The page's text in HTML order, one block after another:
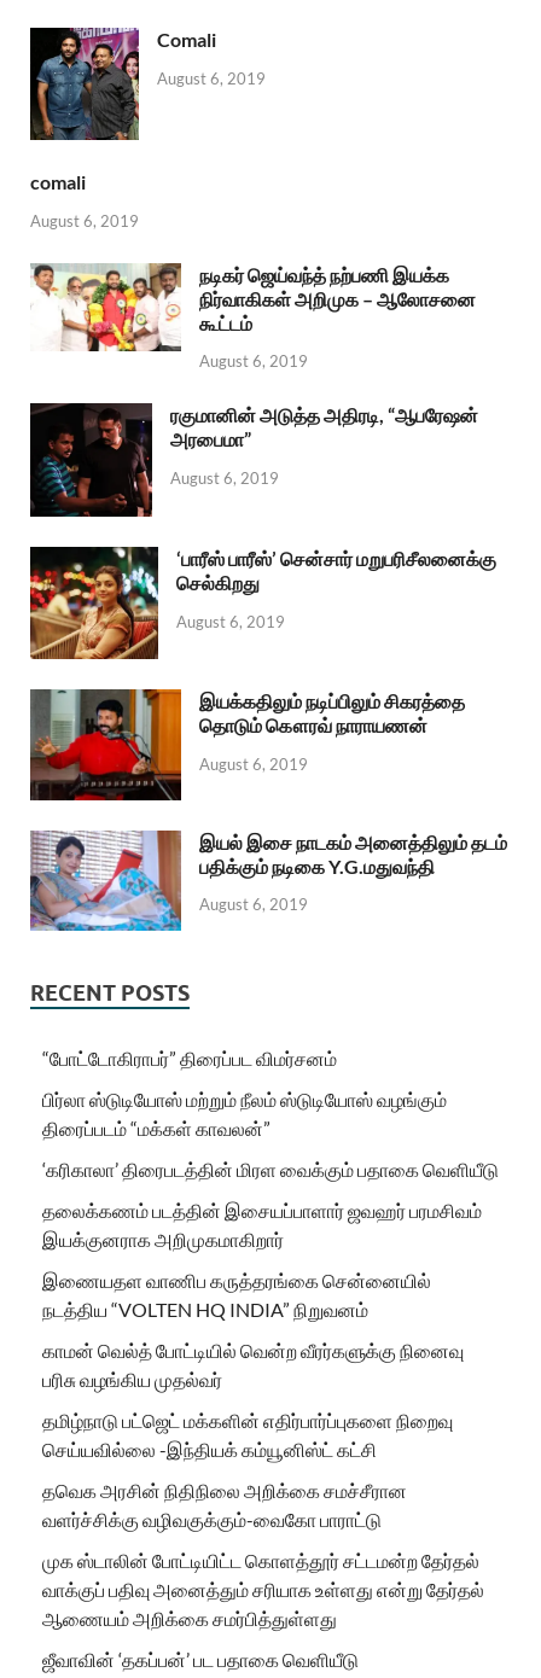
Comali
August 6, 2019
comali
August 6, 2019
நடிகர் ஜெய்வந்த் நற்பணி இயக்க
நிர்வாகிகள் அறிமுக – ஆலோசனை
கூட்டம்
August 6, 2019
ரகுமானின் அடுத்த அதிரடி, “ஆபரேஷன்
அரபைமா”
August 6, 2019
‘பாரீஸ் பாரீஸ்’ சென்சார் மறுபரிசீலனைக்கு
செல்கிறது
August 6, 2019
இயக்கதிலும் நடிப்பிலும் சிகரத்தை
தொடும் கௌரவ் நாராயணன்
August 6, 2019
இயல் இசை நாடகம் அனைத்திலும் தடம்
பதிக்கும் நடிகை Y.G.மதுவந்தி
August 6, 2019
RECENT POSTS
“போட்டோகிராபர்” திரைப்பட விமர்சனம்
பிர்லா ஸ்டுடியோஸ் மற்றும் நீலம் ஸ்டுடியோஸ் வழங்கும்
திரைப்படம் “மக்கள் காவலன்”
‘கரிகாலா’ திரைபடத்தின் மிரள வைக்கும் பதாகை வெளியீடு
தலைக்கணம் படத்தின் இசையப்பாளார் ஜவஹர் பரமசிவம்
இயக்குனராக அறிமுகமாகிறார்
இணையதள வாணிப கருத்தரங்கை சென்னையில்
நடத்திய “VOLTEN HQ INDIA” நிறுவனம்
காமன் வெல்த் போட்டியில் வென்ற வீரர்களுக்கு நினைவு
பரிசு வழங்கிய முதல்வர்
தமிழ்நாடு பட்ஜெட் மக்களின் எதிர்பார்ப்புகளை நிறைவு
செய்யவில்லை -இந்தியக் கம்யூனிஸ்ட் கட்சி
தவெக அரசின் நிதிநிலை அறிக்கை சமச்சீரான
வளர்ச்சிக்கு வழிவகுக்கும்-வைகோ பாராட்டு
முக ஸ்டாலின் போட்டியிட்ட கொளத்தூர் சட்டமன்ற தேர்தல்
வாக்குப் பதிவு அனைத்தும் சரியாக உள்ளது என்று தேர்தல்
ஆணையம் அறிக்கை சமர்பித்துள்ளது
ஜீவாவின் ‘தகப்பன்’ பட பதாகை வெளியீடு